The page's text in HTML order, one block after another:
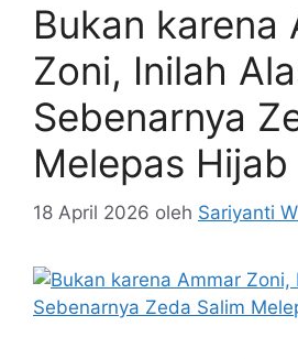
Bukan karena
Zoni, Inilah
Sebenarnya
Melepas Hijab
18 April 2026 oleh Sariyanti